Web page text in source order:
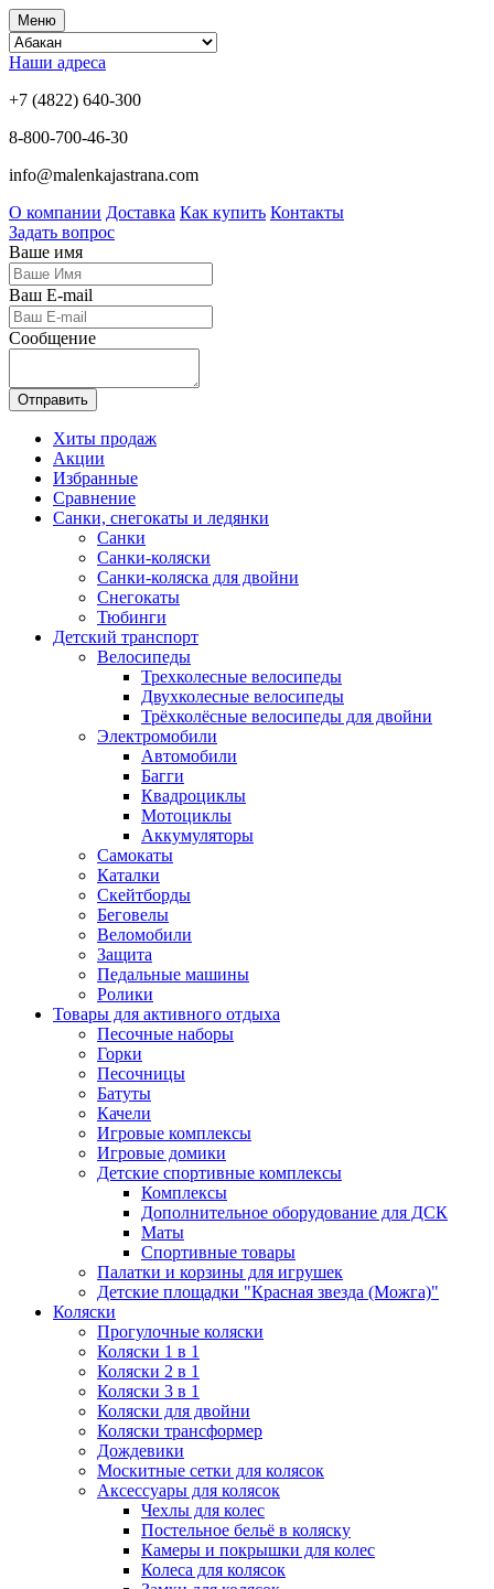
Меню
Наши адреса
+7 (4822) 640-300
8-800-700-46-30
info@malenkajastrana.com
О компании Доставка Как купить Контакты
Задать вопрос
Ваше имя
Ваш E-mail
Сообщение
Отправить
Хиты продаж
Акции
Избранные
Сравнение
Санки, снегокаты и ледянки
Санки
Санки-коляски
Санки-коляска для двойни
Снегокаты
Тюбинги
Детский транспорт
Велосипеды
Трехколесные велосипеды
Двухколесные велосипеды
Трёхколёсные велосипеды для двойни
Электромобили
Автомобили
Багги
Квадроциклы
Мотоциклы
Аккумуляторы
Самокаты
Каталки
Скейтборды
Беговелы
Веломобили
Защита
Педальные машины
Ролики
Товары для активного отдыха
Песочные наборы
Горки
Песочницы
Батуты
Качели
Игровые комплексы
Игровые домики
Детские спортивные комплексы
Комплексы
Дополнительное оборудование для ДСК
Маты
Спортивные товары
Палатки и корзины для игрушек
Детские площадки "Красная звезда (Можга)"
Коляски
Прогулочные коляски
Коляски 1 в 1
Коляски 2 в 1
Коляски 3 в 1
Коляски для двойни
Коляски трансформер
Дождевики
Москитные сетки для колясок
Аксессуары для колясок
Чехлы для колес
Постельное бельё в коляску
Камеры и покрышки для колес
Колеса для колясок